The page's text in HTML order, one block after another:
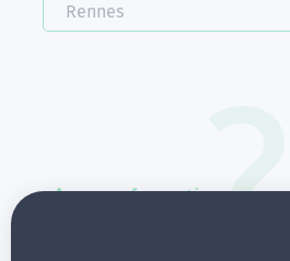
Rennes
Aucune formation ne